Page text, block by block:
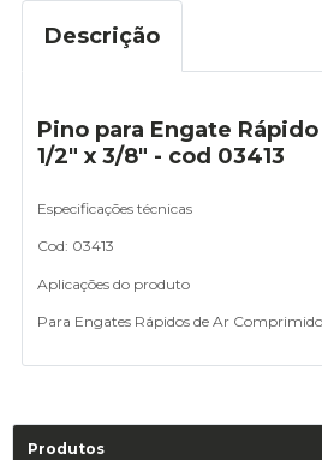
Descrição
Pino para Engate
1/2" x 3/8" - cod 03413
Especificações técnicas
Cod: 03413
Aplicações do produto
Para Engates Rápidos de Ar Comprimido
Produtos